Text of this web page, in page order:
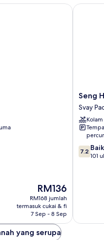
Harga
ialah
RM136
RM136
RM168 jumlah
termasuk cukai & fi
7 Sep - 8 Sep
Seng
Hout
Hotel
Svay
Pao
Seng
Svay
7.2
7.2 Baik
101
Seng
yang serupa